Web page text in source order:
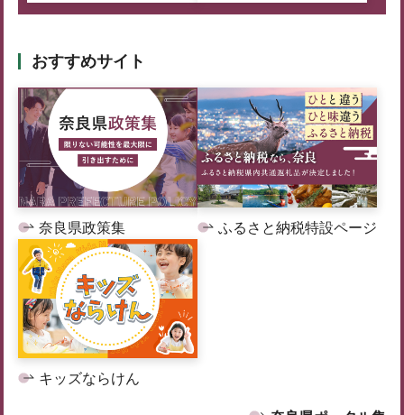
おすすめサイト
奈良県政策集 ふるさと納税特設ページ
キッズならけん